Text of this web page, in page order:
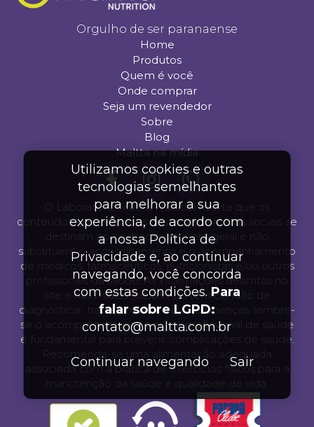
Orgulho de ser paranaense
Home
Produtos
Quem é você
Onde comprar
Seja um revendedor
Sobre
Blog
Maltta na mídia
O Laboratório Maltta Nutrition alerta que os
conteúdos apresentados neste site e mídias sociais se
destinam ao conhecimento em geral e não
substituem o aconselhamento e o acompanhamento
de médicos, farmacêuticos, nutricionistas e/ou outros
profissionais da saúde. As informações descritas no
site e nas mídias sociais não tem condão de
diagnosticar, tratar, prevenir ou cura doenças. lembre-
se o acompanhamento por um profissional de saúde
é fundamental para prevenir complicações de saúde.
Recomenda-se uma alimentação adequada
associada com a prática de exercícios físicos para a
manutenção da saúde e qualidade de vida.
Utilizamos cookies e outras
tecnologias semelhantes
para melhorar a sua
experiência, de acordo com
a nossa Política de
Privacidade e, ao continuar
navegando, você concorda
com estas condições. Para
falar sobre LGPD:
contato@maltta.com.br
Continuar navegando Sair